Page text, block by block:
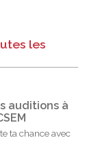
les
auditions à
ta chance avec